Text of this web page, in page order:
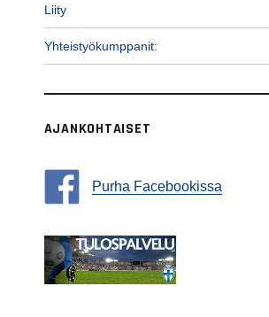
Liity
Yhteistyökumppanit:
AJANKOHTAISET
Purha Facebookissa